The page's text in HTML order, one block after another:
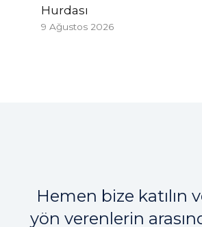
Hurdası
9 Ağustos 2026
Hemen bize katılın
yön verenlerin